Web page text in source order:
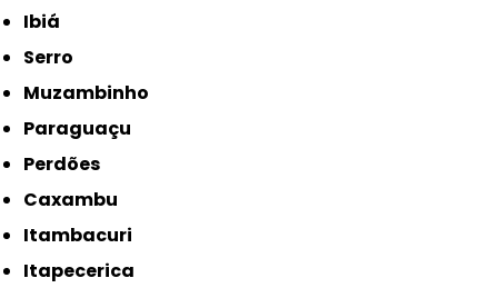
Ibiá
Serro
Muzambinho
Paraguaçu
Perdões
Caxambu
Itambacuri
Itapecerica